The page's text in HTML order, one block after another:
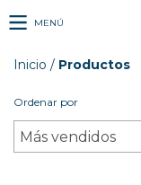
MENÚ
Inicio / Productos
Ordenar por